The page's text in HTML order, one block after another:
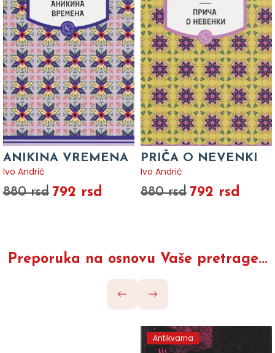
ANIKINA VREMENA
Ivo Andrić
880 rsd 792 rsd
PRIČA O NEVENKI
Ivo Andrić
880 rsd 792 rsd
Preporuka na osnovu Vaše pretrage...
Antikvarna